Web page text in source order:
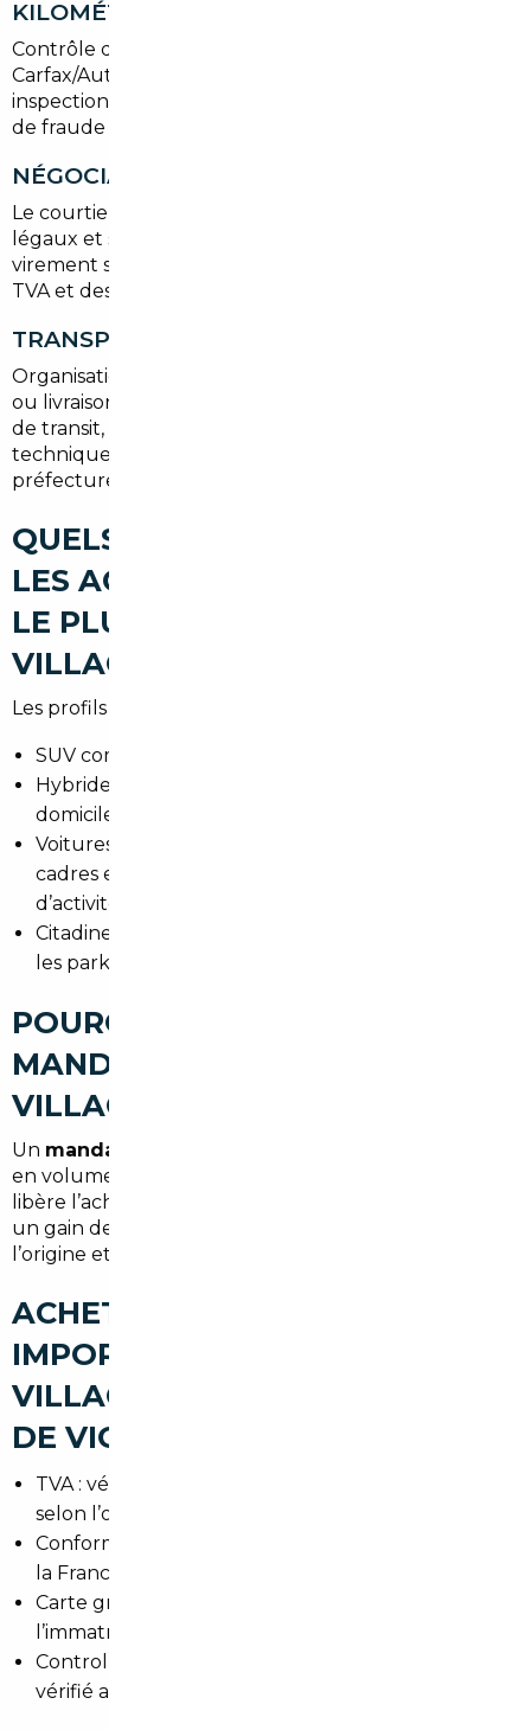
KILOMÉTRAGE
Contrôle des factures, carnet d’entretien, rapports
Carfax/Autocheck ou équivalents européens, et
inspection technique. Ces étapes limitent les risques
de fraude au compteur.
NÉGOCIATION ET ACHAT
Le courtier négocie le prix, vérifie les documents
légaux et sécurise le paiement (contrat d’achat,
virement sécurisé), en tenant compte des règles de
TVA et des frais d’importation.
TRANSPORT ET IMMATRICULATION
Organisation du transport jusqu’à Vélizy-Villacoublay
ou livraison sur site, prises en charge des démarches
de transit, dédouanement si nécessaire, contrôle
technique français et demande de carte grise en
préfecture des Yvelines.
QUELS TYPES DE VOITURES
LES ACHETEURS RECHERCHENT
LE PLUS À VÉLIZY-
VILLACOUBLAY
Les profils d’acheteurs sont variés :
SUV compact pour familles et trajets périurbains.
Hybrides et électriques pour les déplacements
domicile-travail vers Paris.
Voitures premium (Audi, BMW, Mercedes) pour
cadres et dirigeants travaillant dans la zone
d’activité.
Citadines pratiques pour les rotations urbaines et
les parkings du centre commercial Vélizy 2.
POURQUOI FAIRE APPEL À UN
MANDATAIRE AUTO À VÉLIZY-
VILLACOUBLAY
Un mandataire auto Vélizy-Villacoublay
en volume, permet des économies substantielles et
libère l’acheteur des contraintes logistiques. Il assure
un gain de temps important et une transparence sur
l’origine et l’état du véhicule.
ACHETER UNE VOITURE
IMPORTÉE À VÉLIZY-
VILLACOUBLAY : LES POINTS
DE VIGILANCE
TVA : vérifier si le véhicule est vendu TTC ou HT
selon l’origine.
Conformité : homologation des équipements pour
la France.
Carte grise : documents requis pour
l’immatriculation dans les Yvelines.
Control technique et garanties : s’assurer d’un état
vérifié avant paiement.